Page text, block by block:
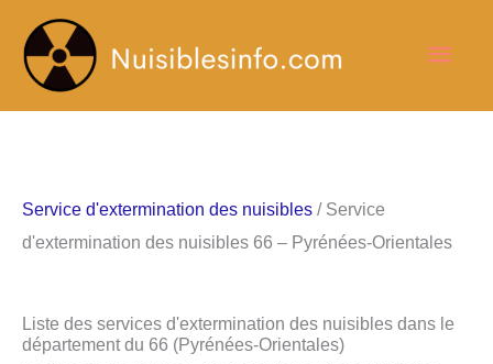
contenu
Service d'extermination des nuisibles / Service
d'extermination des nuisibles 66 – Pyrénées-Orientales
Liste des services d'extermination des nuisibles dans le
département du 66 (Pyrénées-Orientales)